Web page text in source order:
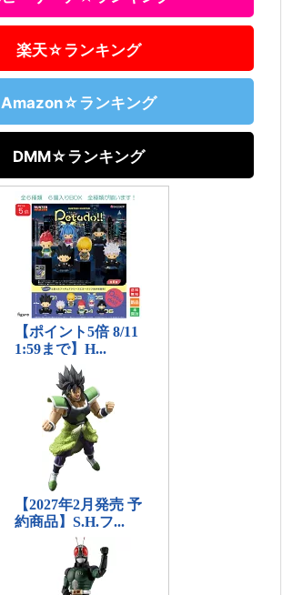
楽天☆ランキング
Amazon☆ランキング
DMM☆ランキング